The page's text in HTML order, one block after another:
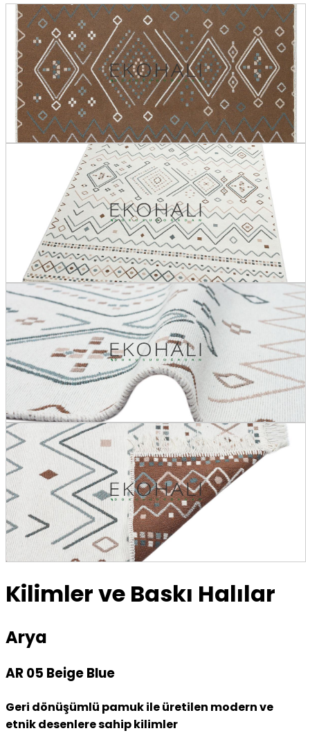
Kilimler ve Baskı Halılar
Arya
AR 05 Beige Blue
Geri dönüşümlü pamuk ile üretilen modern ve
etnik desenlere sahip kilimler